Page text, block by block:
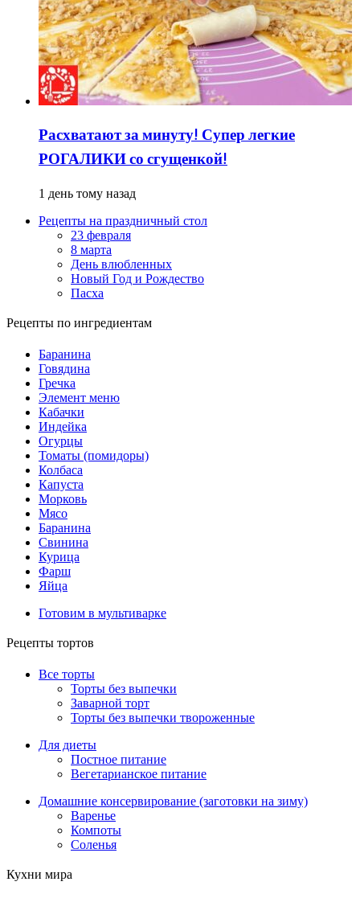
Расхватают за минуту! Супер легкие
РОГАЛИКИ со сгущенкой!
1 день тому назад
Рецепты на праздничный стол
23 февраля
8 марта
День влюбленных
Новый Год и Рождество
Пасха
Рецепты по ингредиентам
Баранина
Говядина
Гречка
Элемент меню
Кабачки
Индейка
Огурцы
Томаты (помидоры)
Колбаса
Капуста
Морковь
Мясо
Баранина
Свинина
Курица
Фарш
Яйца
Готовим в мультиварке
Рецепты тортов
Все торты
Торты без выпечки
Заварной торт
Торты без выпечки твороженные
Для диеты
Постное питание
Вегетарианское питание
Домашние консервирование (заготовки на зиму)
Варенье
Компоты
Соленья
Кухни мира